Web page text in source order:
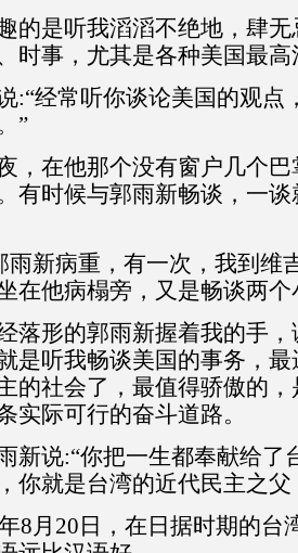
的是听我滔滔不绝地，肆
时事，尤其是各种美国最
:“经常听你谈论美国的观点
”
，在他那个没有窗户几个
有时候与郭雨新畅谈，一
雨新病重，有一次，我到维
在他病榻旁，又是畅谈两个
落形的郭雨新握着我的手
是听我畅谈美国的事务，
的社会了，最值得骄傲的
实际可行的奋斗道路。
新说:“你把一生都奉献给了
你就是台湾的近代民主之父
8月20日，在日据时期的台